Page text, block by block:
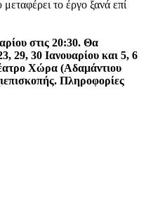
το έργο ξανά επί
στις 20:30. Θα
29, 30 Ιανουαρίου και 5, 6
Χώρα (Αδαμάντιου
Πληροφορίες